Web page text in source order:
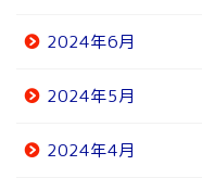
2024年6月
2024年5月
2024年4月